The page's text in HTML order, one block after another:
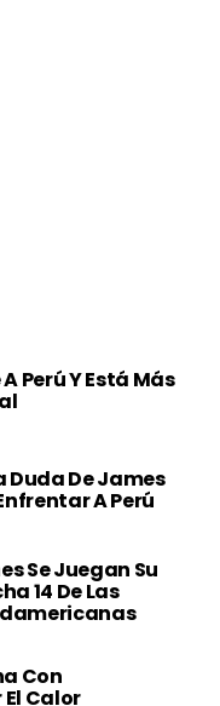
Perú Y Está Más
Duda De James
A Perú
Se Juegan Su
14 De Las
Con
Calor